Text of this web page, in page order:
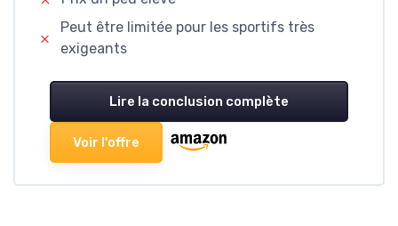
Peut être limitée pour les sportifs très
exigeants
Lire la conclusion complète
Voir l'offre